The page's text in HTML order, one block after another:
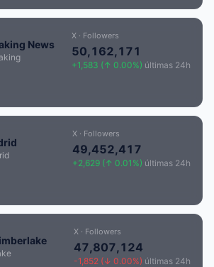
News
X · Followers
50,162,171
+1,583 (↑ 0.00%) últimas 24h
X · Followers
49,452,417
+2,629 (↑ 0.01%) últimas 24h
X · Followers
47,807,124
-1,852 (↓ 0.00%) últimas 24h